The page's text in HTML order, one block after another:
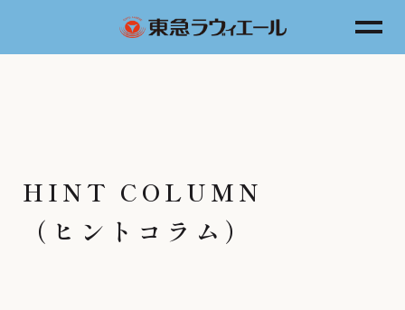
HINT COLUMN
（ヒントコラム）